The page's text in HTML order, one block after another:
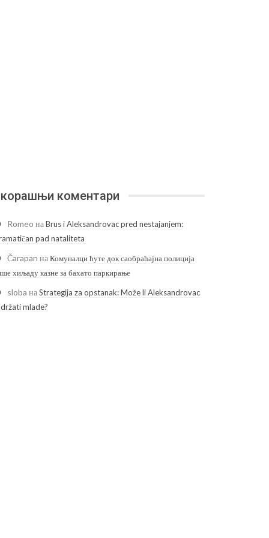
коментари
Romeo наBrus i Aleksandrovac pred nestajanjem:
pad nataliteta
Čarapan наКомуналци ћуте док саобраћајна полиција
хиљаду казне за бахато паркирање
sloba наStrategija za opstanak: Može li Aleksandrovac
mlade?